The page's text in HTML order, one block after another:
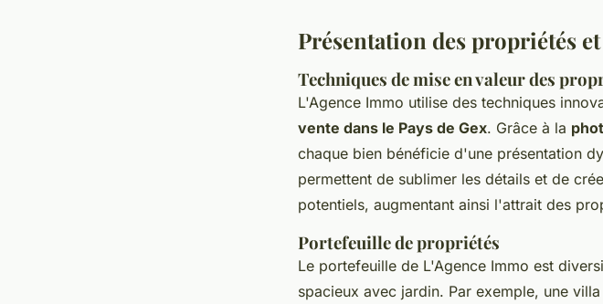
Présentation des propriétés
Techniques de mise en valeur des
L'Agence Immo utilise des techniques
vente dans le Pays de Gex. Grâce à la
chaque bien bénéficie d'une présentation
permettent de sublimer les détails et de
potentiels, augmentant ainsi l'attrait des
Portefeuille de propriétés
Le portefeuille de L'Agence Immo est
spacieux avec jardin. Par exemple, une